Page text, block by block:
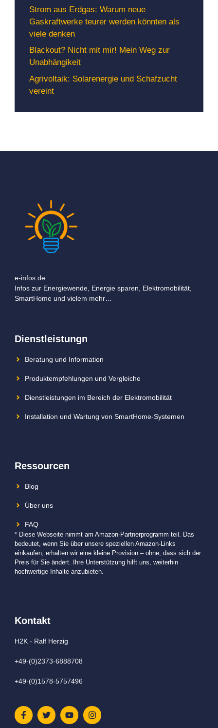
Strom aus Erdgas: Warum neue
Gaskraftwerke teurer werden könnten als
viele denken
Blackout? Nicht mit mir! Mein Weg zur
Unabhängikeit
Agrivoltaik: Solarenergie und Schafzucht
vereint
e-infos.de
Infos zur Energiewende, Energie sparen, Elektromobilität,
SmartHome und vielem mehr…
Dienstleistungn
Beratung und Information
Produktempfehlungen und Vergleiche
Dienstleistungen im Bereich der Elektromobilität
Installation und Wartung von SmartHome-Systemen
Ressourcen
Blog
Über uns
FAQ
* Diese Webseite nimmt am Amazon-Partnerprogramm teil. Das
bedeutet, wenn Sie über unsere speziellen Amazon-Links
einkaufen, erhalten wir eine kleine Provision – ohne, dass sich der
Preis für Sie ändert. Ihre Unterstützung hilft uns, weiterhin
hochwertige Inhalte anzubieten.
Kontakt
H2K - Ralf Herzig
+49-(0)2373-6888708
+49-(0)1578-5757496